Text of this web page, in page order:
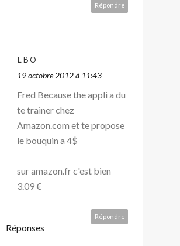
Répondre
LBO
19 octobre 2012 à 11:43
Fred Because the appli a du
te trainer chez
Amazon.com et te propose
le bouquin a 4$
sur amazon.fr c'est bien
3.09 €
Répondre
Réponses